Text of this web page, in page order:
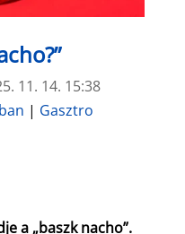
11. 14. 15:38
| Gasztro
a „baszk nacho”.